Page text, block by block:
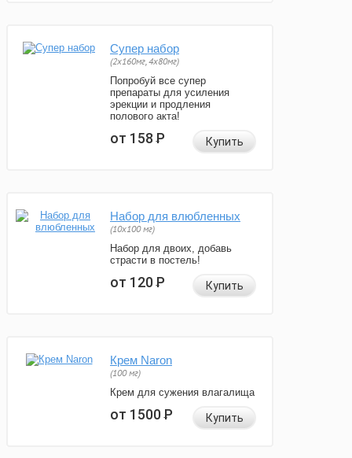
Супер набор
(2х160мг, 4х80мг)
Попробуй все супер
препараты для усиления
эрекции и продления
полового акта!
от 158Р Купить
Набор для влюбленных
(10х100 мг)
Набор для двоих, добавь
страсти в постель!
от 120Р Купить
Крем Naron
(100 мг)
Крем для сужения влагалища
от 1500Р Купить